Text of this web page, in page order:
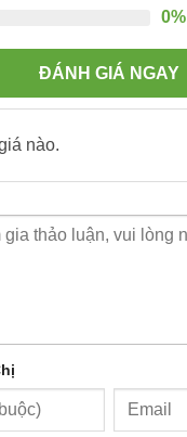
0%
ĐÁNH GIÁ NGAY
nào.